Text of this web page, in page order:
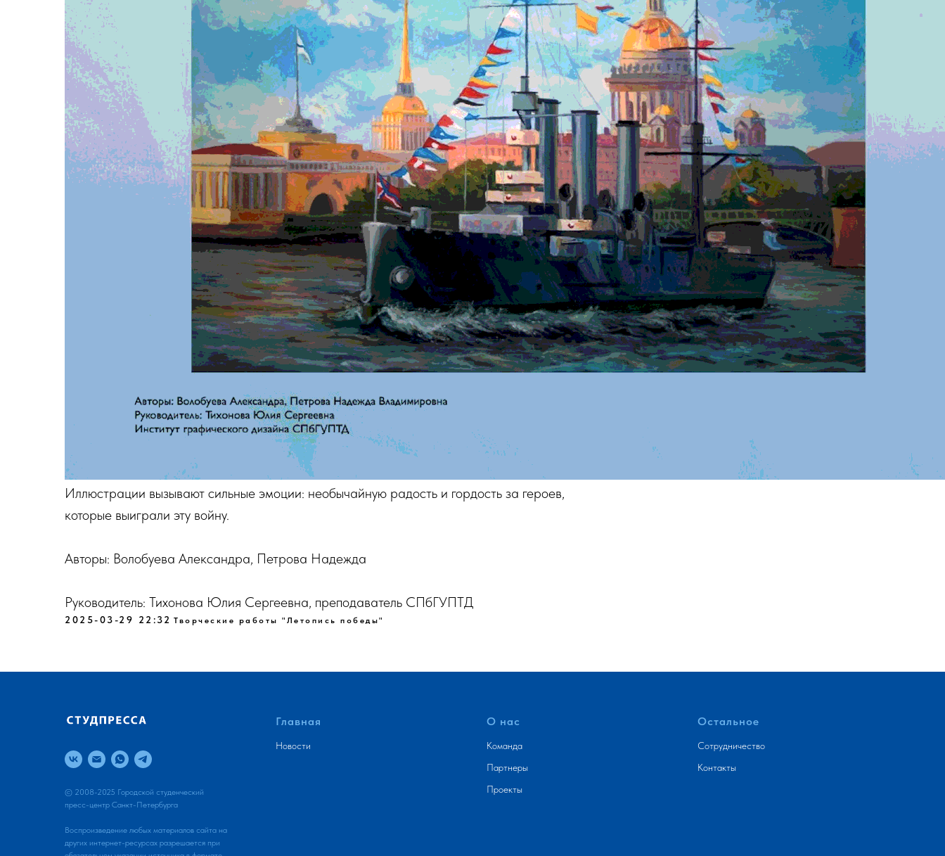
Иллюстрации вызывают сильные эмоции: необычайную радость и гордость за героев,
которые выиграли эту войну.
Авторы: Волобуева Александра, Петрова Надежда
Руководитель: Тихонова Юлия Сергеевна, преподаватель СПбГУПТД
2025-03-29 22:32 Творческие работы "Летопись победы"
© 2008-2025 Городской студенческий
пресс-центр Санкт-Петербурга
Воспроизведение любых материалов сайта на
других интернет-ресурсах разрешается при
Главная
Новости
О нас
Команда
Партнеры
Проекты
Остальное
Сотрудничество
Контакты